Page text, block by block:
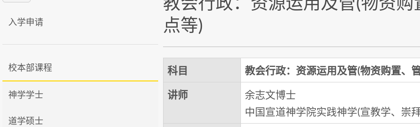
入学申请
校本部课程
神学学士
道学硕士
点等)
科目
教会行政：资源运用及管(物资购置、
讲师
余志文博士
中国宣道神学院实践神学(宣教学、崇